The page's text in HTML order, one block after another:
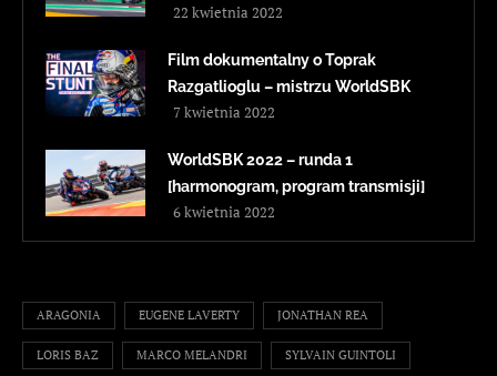
22 kwietnia 2022
Film dokumentalny o Toprak
Razgatlioglu – mistrzu WorldSBK
7 kwietnia 2022
WorldSBK 2022 – runda 1
[harmonogram, program transmisji]
6 kwietnia 2022
ARAGONIA EUGENE LAVERTY JONATHAN REA
LORIS BAZ MARCO MELANDRI SYLVAIN GUINTOLI